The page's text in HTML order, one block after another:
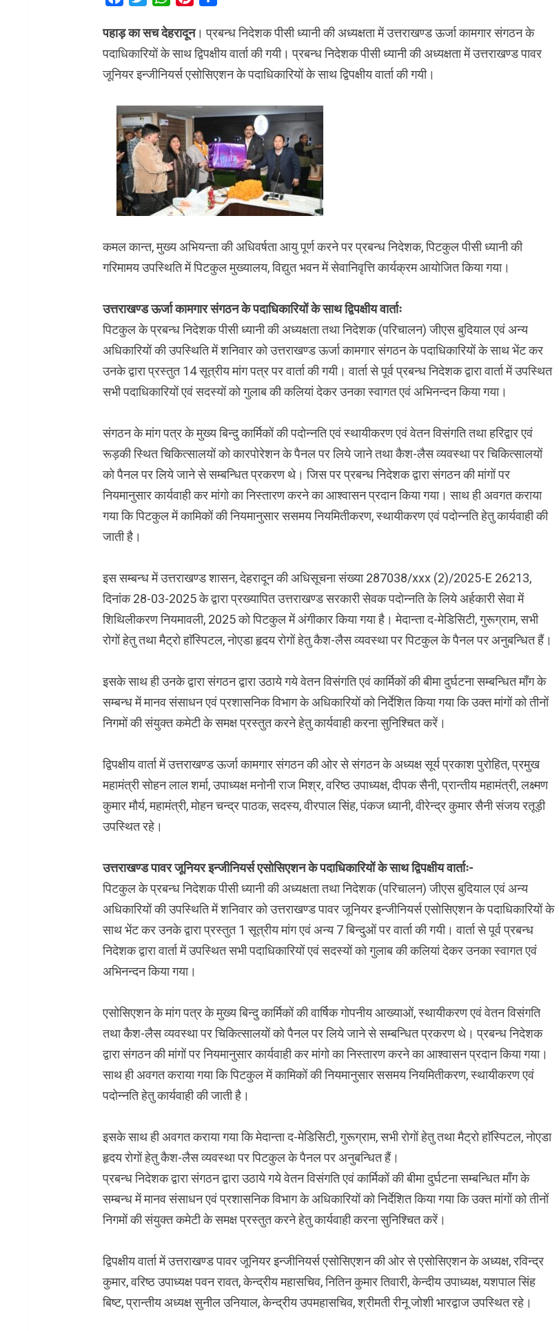
पहाड़ का सच देहरादून। प्रबन्ध निदेशक पीसी ध्यानी की अध्यक्षता में उत्तराखण्ड ऊर्जा कामगार संगठन के
पदाधिकारियों के साथ द्विपक्षीय वार्ता की गयी। प्रबन्ध निदेशक पीसी ध्यानी की अध्यक्षता में उत्तराखण्ड पावर
जूनियर इन्जीनियर्स एसोसिएशन के पदाधिकारियों के साथ द्विपक्षीय वार्ता की गयी।
कमल कान्त, मुख्य अभियन्ता की अधिवर्षता आयु पूर्ण करने पर प्रबन्ध निदेशक, पिटकुल पीसी ध्यानी की
गरिमामय उपस्थिति में पिटकुल मुख्यालय, विद्युत भवन में सेवानिवृत्ति कार्यक्रम आयोजित किया गया।
उत्तराखण्ड ऊर्जा कामगार संगठन के पदाधिकारियों के साथ द्विपक्षीय वार्ताः
पिटकुल के प्रबन्ध निदेशक पीसी ध्यानी की अध्यक्षता तथा निदेशक (परिचालन) जीएस बुदियाल एवं अन्य
अधिकारियों की उपस्थिति में शनिवार को उत्तराखण्ड ऊर्जा कामगार संगठन के पदाधिकारियों के साथ भेंट कर
उनके द्वारा प्रस्तुत 14 सूत्रीय मांग पत्र पर वार्ता की गयी। वार्ता से पूर्व प्रबन्ध निदेशक द्वारा वार्ता में उपस्थित
सभी पदाधिकारियों एवं सदस्यों को गुलाब की कलियां देकर उनका स्वागत एवं अभिनन्दन किया गया।
संगठन के मांग पत्र के मुख्य बिन्दु कार्मिकों की पदोन्नति एवं स्थायीकरण एवं वेतन विसंगति तथा हरिद्वार एवं
रूड़की स्थित चिकित्सालयों को कारपोरेशन के पैनल पर लिये जाने तथा कैश-लैस व्यवस्था पर चिकित्सालयों
को पैनल पर लिये जाने से सम्बन्धित प्रकरण थे। जिस पर प्रबन्ध निदेशक द्वारा संगठन की मांगों पर
नियमानुसार कार्यवाही कर मांगो का निस्तारण करने का आश्वासन प्रदान किया गया। साथ ही अवगत कराया
गया कि पिटकुल में कामिकों की नियमानुसार ससमय नियमितीकरण, स्थायीकरण एवं पदोन्नति हेतु कार्यवाही की
जाती है।
इस सम्बन्ध में उत्तराखण्ड शासन, देहरादून की अधिसूचना संख्या 287038/xxx (2)/2025-E 26213,
दिनांक 28-03-2025 के द्वारा प्रख्यापित उत्तराखण्ड सरकारी सेवक पदोन्नति के लिये अर्हकारी सेवा में
शिथिलीकरण नियमावली, 2025 को पिटकुल में अंगीकार किया गया है। मेदान्ता द-मेडिसिटी, गुरूग्राम, सभी
रोगों हेतु तथा मैट्रो हाॅस्पिटल, नोएडा हृदय रोगों हेतु कैश-लैस व्यवस्था पर पिटकुल के पैनल पर अनुबन्धित हैं।
इसके साथ ही उनके द्वारा संगठन द्वारा उठाये गये वेतन विसंगति एवं कार्मिकों की बीमा दुर्घटना सम्बन्धित माँग के
सम्बन्ध में मानव संसाधन एवं प्रशासनिक विभाग के अधिकारियों को निर्देशित किया गया कि उक्त मांगों को तीनों
निगमों की संयुक्त कमेटी के समक्ष प्रस्तुत करने हेतु कार्यवाही करना सुनिश्चित करें।
द्विपक्षीय वार्ता में उत्तराखण्ड ऊर्जा कामगार संगठन की ओर से संगठन के अध्यक्ष सूर्य प्रकाश पुरोहित, प्रमुख
महामंत्री सोहन लाल शर्मा, उपाध्यक्ष मनोनी राज मिश्र, वरिष्ठ उपाध्यक्ष, दीपक सैनी, प्रान्तीय महामंत्री, लक्ष्मण
कुमार मौर्य, महामंत्री, मोहन चन्द्र पाठक, सदस्य, वीरपाल सिंह, पंकज ध्यानी, वीरेन्द्र कुमार सैनी संजय रतूड़ी
उपस्थित रहे।
उत्तराखण्ड पावर जूनियर इन्जीनियर्स एसोसिएशन के पदाधिकारियों के साथ द्विपक्षीय वार्ताः-
पिटकुल के प्रबन्ध निदेशक पीसी ध्यानी की अध्यक्षता तथा निदेशक (परिचालन) जीएस बुदियाल एवं अन्य
अधिकारियों की उपस्थिति में शनिवार को उत्तराखण्ड पावर जूनियर इन्जीनियर्स एसोसिएशन के पदाधिकारियों के
साथ भेंट कर उनके द्वारा प्रस्तुत 1 सूत्रीय मांग एवं अन्य 7 बिन्दुओं पर वार्ता की गयी। वार्ता से पूर्व प्रबन्ध
निदेशक द्वारा वार्ता में उपस्थित सभी पदाधिकारियों एवं सदस्यों को गुलाब की कलियां देकर उनका स्वागत एवं
अभिनन्दन किया गया।
एसोसिएशन के मांग पत्र के मुख्य बिन्दु कार्मिकों की वार्षिक गोपनीय आख्याओं, स्थायीकरण एवं वेतन विसंगति
तथा कैश-लैस व्यवस्था पर चिकित्सालयों को पैनल पर लिये जाने से सम्बन्धित प्रकरण थे। प्रबन्ध निदेशक
द्वारा संगठन की मांगों पर नियमानुसार कार्यवाही कर मांगो का निस्तारण करने का आश्वासन प्रदान किया गया।
साथ ही अवगत कराया गया कि पिटकुल में कामिकों की नियमानुसार ससमय नियमितीकरण, स्थायीकरण एवं
पदोन्नति हेतु कार्यवाही की जाती है।
इसके साथ ही अवगत कराया गया कि मेदान्ता द-मेडिसिटी, गुरूग्राम, सभी रोगों हेतु तथा मैट्रो हाॅस्पिटल, नोएडा
हृदय रोगों हेतु कैश-लैस व्यवस्था पर पिटकुल के पैनल पर अनुबन्धित हैं।
प्रबन्ध निदेशक द्वारा संगठन द्वारा उठाये गये वेतन विसंगति एवं कार्मिकों की बीमा दुर्घटना सम्बन्धित माँग के
सम्बन्ध में मानव संसाधन एवं प्रशासनिक विभाग के अधिकारियों को निर्देशित किया गया कि उक्त मांगों को तीनों
निगमों की संयुक्त कमेटी के समक्ष प्रस्तुत करने हेतु कार्यवाही करना सुनिश्चित करें।
द्विपक्षीय वार्ता में उत्तराखण्ड पावर जूनियर इन्जीनियर्स एसोसिएशन की ओर से एसोसिएशन के अध्यक्ष, रविन्द्र
कुमार, वरिष्ठ उपाध्यक्ष पवन रावत, केन्द्रीय महासचिव, नितिन कुमार तिवारी, केन्दीय उपाध्यक्ष, यशपाल सिंह
बिष्ट, प्रान्तीय अध्यक्ष सुनील उनियाल, केन्द्रीय उपमहासचिव, श्रीमती रीनू जोशी भारद्वाज उपस्थित रहे।